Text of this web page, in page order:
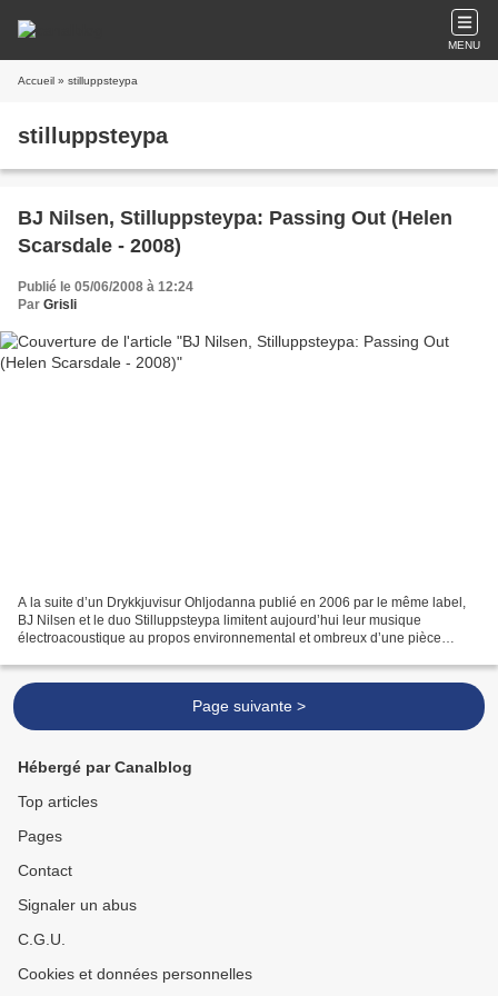
MENU
Accueil » stilluppsteypa
stilluppsteypa
BJ Nilsen, Stilluppsteypa: Passing Out (Helen
Scarsdale - 2008)
Publié le 05/06/2008 à 12:24
Par Grisli
A la suite d’un Drykkjuvisur Ohljodanna publié en 2006 par le même label,
BJ Nilsen et le duo Stilluppsteypa limitent aujourd’hui leur musique
électroacoustique au propos environnemental et ombreux d’une pièce
Page suivante >
Hébergé par Canalblog
Top articles
Pages
Contact
Signaler un abus
C.G.U.
Cookies et données personnelles